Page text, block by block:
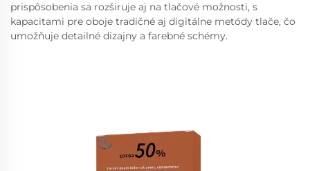
prispôsobenia sa rozširuje aj na tlačové možnosti, s
kapacitami pre oboje tradičné aj digitálne metódy tlače, čo
umožňuje detailné dizajny a farebné schémy.